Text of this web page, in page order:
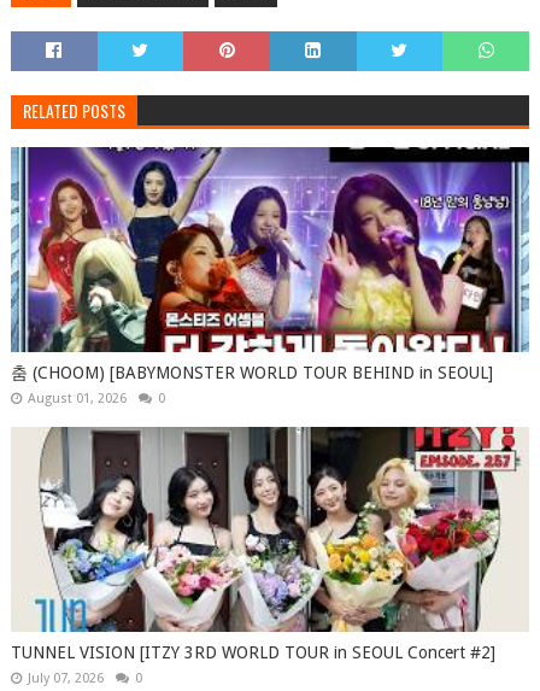
RELATED POSTS
춤 (CHOOM) [BABYMONSTER WORLD TOUR BEHIND in SEOUL]
August 01, 2026 0
TUNNEL VISION [ITZY 3RD WORLD TOUR in SEOUL Concert #2]
July 07, 2026 0